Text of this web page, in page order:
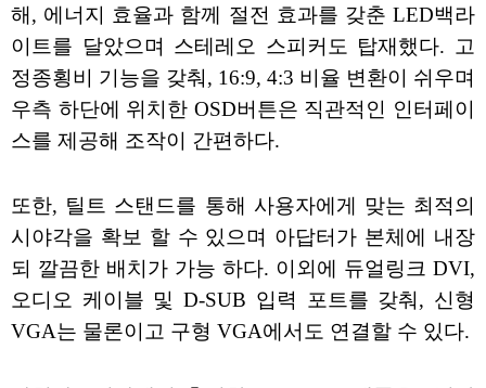
해, 에너지 효율과 함께 절전 효과를 갖춘 LED백라
이트를 달았으며 스테레오 스피커도 탑재했다. 고
정종횡비 기능을 갖춰, 16:9, 4:3 비율 변환이 쉬우며
우측 하단에 위치한 OSD버튼은 직관적인 인터페이
스를 제공해 조작이 간편하다.
또한, 틸트 스탠드를 통해 사용자에게 맞는 최적의
시야각을 확보 할 수 있으며 아답터가 본체에 내장
되 깔끔한 배치가 가능 하다. 이외에 듀얼링크 DVI,
오디오 케이블 및 D-SUB 입력 포트를 갖춰, 신형
VGA는 물론이고 구형 VGA에서도 연결할 수 있다.